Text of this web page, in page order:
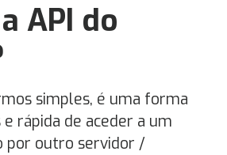
API do
simples, é uma forma
rápida de aceder a um
por outro servidor /